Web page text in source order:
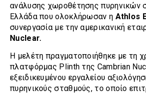
ανάλυσης χωροθέτησης πυρηνικών
Ελλάδα που ολοκλήρωσαν η Athlos
συνεργασία με την αμερικανική
Nuclear.
Η μελέτη πραγματοποιήθηκε με τη
πλατφόρμας Plinth της Cambrian
εξειδικευμένου εργαλείου
πυρηνικούς σταθμούς, το οποίο